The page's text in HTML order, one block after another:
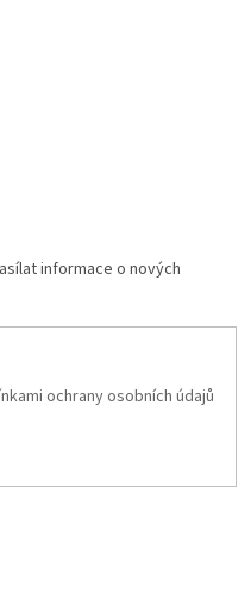
informace o nových
ochrany osobních údajů